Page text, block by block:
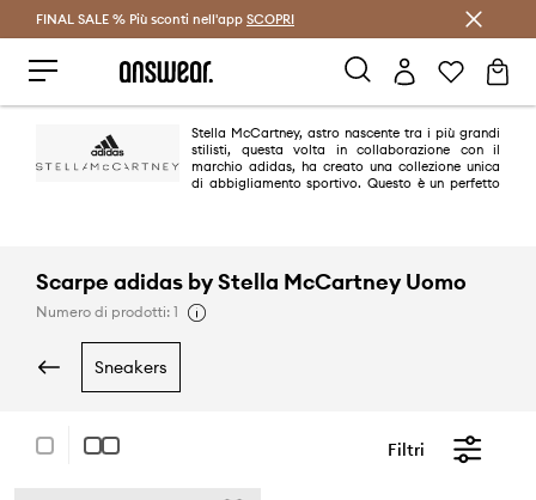
Risparmia con Answear Club >
FINAL SALE % Più sconti nell'app SCOPRI
Stella McCartney, astro nascente tra i più grandi
stilisti, questa volta in collaborazione con il
marchio adidas, ha creato una collezione unica
di abbigliamento sportivo. Questo è un perfetto
Scarpe adidas by Stella McCartney Uomo
Numero di prodotti: 1
sneakers
Filtri